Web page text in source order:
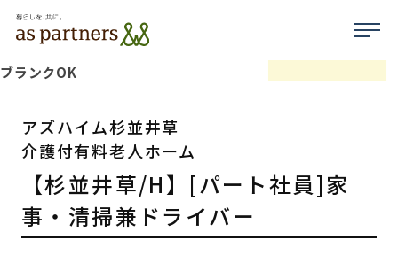
ブランクOK
アズハイム杉並井草
介護付有料老人ホーム
【杉並井草/H】[パート社員]家
事・清掃兼ドライバー